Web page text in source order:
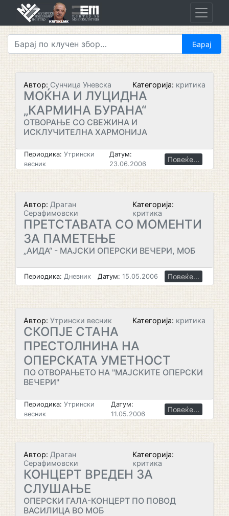
Автор: Сунчица Уневска Категорија: критика
МОЌНА И ЛУЦИДНА
„КАРМИНА БУРАНА“
ОТВОРАЊЕ СО СВЕЖИНА И
ИСКЛУЧИТЕЛНА ХАРМОНИЈА
Периодика: Утрински
весник
Датум:
23.06.2006
Повеќе...
Автор: Драган
Серафимовски
Категорија:
критика
ПРЕТСТАВАТА СО МОМЕНТИ
ЗА ПАМЕТЕЊЕ
„АИДА“ - МАЈСКИ ОПЕРСКИ ВЕЧЕРИ, МОБ
Периодика: Дневник Датум: 15.05.2006 Повеќе...
Автор: Утрински весник Категорија: критика
СКОПЈЕ СТАНА
ПРЕСТОЛНИНА НА
ОПЕРСКАТА УМЕТНОСТ
ПО ОТВОРАЊЕТО НА "МАЈСКИТЕ ОПЕРСКИ
ВЕЧЕРИ"
Периодика: Утрински
весник
Датум:
11.05.2006
Повеќе...
Автор: Драган
Серафимовски
Категорија:
критика
КОНЦЕРТ ВРЕДЕН ЗА
СЛУШАЊЕ
ОПЕРСКИ ГАЛА-КОНЦЕРТ ПО ПОВОД
ВАСИЛИЦА ВО МОБ